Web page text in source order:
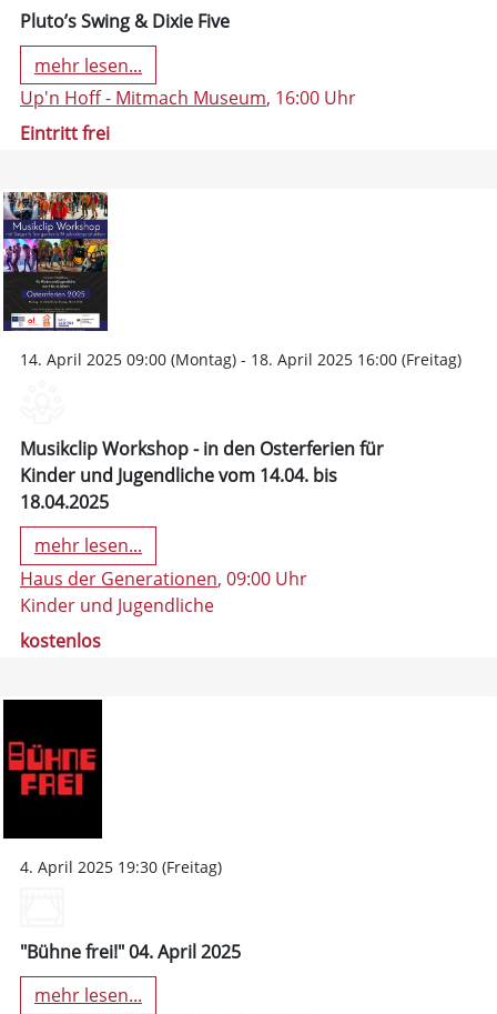
Pluto’s Swing & Dixie Five
mehr lesen...
Up'n Hoff - Mitmach Museum, 16:00 Uhr
Eintritt frei
14. April 2025 09:00 (Montag) - 18. April 2025 16:00 (Freitag)
Musikclip Workshop - in den Osterferien für
Kinder und Jugendliche vom 14.04. bis
18.04.2025
mehr lesen...
Haus der Generationen, 09:00 Uhr
Kinder und Jugendliche
kostenlos
4. April 2025 19:30 (Freitag)
"Bühne frei!" 04. April 2025
mehr lesen...